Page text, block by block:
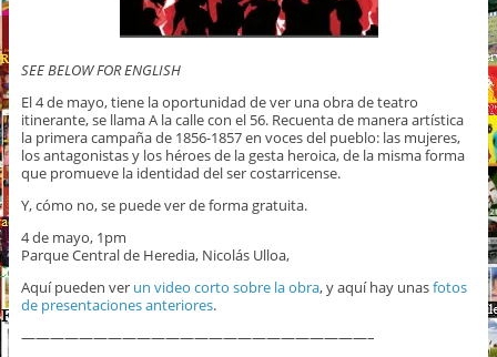
SEE BELOW FOR ENGLISH
El 4 de mayo, tiene la oportunidad de ver una obra de teatro
itinerante, se llama A la calle con el 56. Recuenta de manera artística
la primera campaña de 1856-1857 en voces del pueblo: las mujeres,
los antagonistas y los héroes de la gesta heroica, de la misma forma
que promueve la identidad del ser costarricense.
Y, cómo no, se puede ver de forma gratuita.
4 de mayo, 1pm
Parque Central de Heredia, Nicolás Ulloa,
Aquí pueden ver un video corto sobre la obra, y aquí hay unasfotos
de presentaciones anteriores.
————————————————————————–